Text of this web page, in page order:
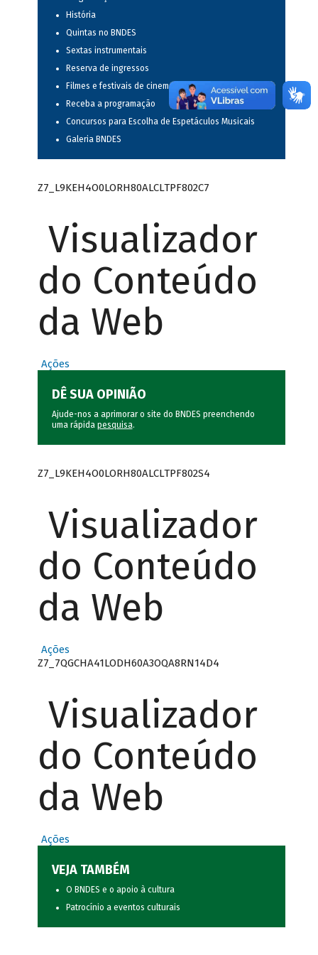
História
Quintas no BNDES
Sextas instrumentais
Reserva de ingressos
Filmes e festivais de cinema
Receba a programação
Concursos para Escolha de Espetáculos Musicais
Galeria BNDES
Z7_L9KEH4O0LORH80ALCLTPF802C7
Visualizador
do Conteúdo
da Web
Ações
DÊ SUA OPINIÃO
Ajude-nos a aprimorar o site do BNDES preenchendo
uma rápida pesquisa.
Z7_L9KEH4O0LORH80ALCLTPF802S4
Visualizador
do Conteúdo
da Web
Ações
Z7_7QGCHA41LODH60A3OQA8RN14D4
Visualizador
do Conteúdo
da Web
Ações
VEJA TAMBÉM
O BNDES e o apoio à cultura
Patrocínio a eventos culturais